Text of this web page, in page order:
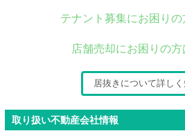
テナント募集にお困りの
店舗売却にお困りの方
居抜きについて詳しく
取り扱い不動産会社情報